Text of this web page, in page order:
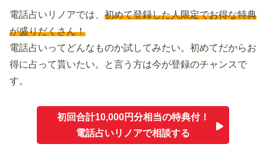
電話占いリノアでは、 初めて登録した人限定でお得な特典
が盛りだくさん！
電話占いってどんなものか試してみたい。初めてだからお
得に占って貰いたい。と言う方は今が登録のチャンスで
す。
初回合計10,000円分相当の特典付！
電話占いリノアで相談する